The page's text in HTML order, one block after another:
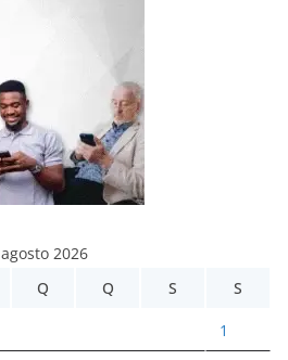
agosto 2026
Q Q S S
1